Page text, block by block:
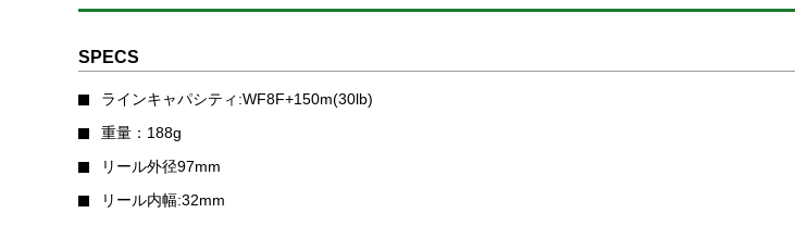
SPECS
ラインキャパシティ:WF8F+150m(30lb)
重量：188g
リール外径97mm
リール内幅:32mm